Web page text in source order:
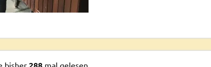
bisher mal gelesen